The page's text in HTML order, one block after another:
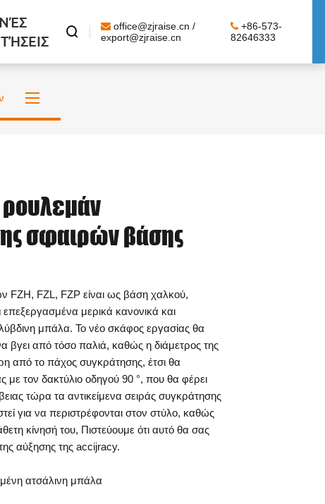

office@zjraise.cn /
export@zjraise.cn
+86-573-
82646333
ρουλεμάν
σφαιρών βάσης
FZH, FZL, FZP είναι ως βάση χαλκού,
επεξεργασμένα μερικά κανονικά και
μπάλα. Το νέο σκάφος εργασίας θα
βγει από τόσο παλιά, καθώς η διάμετρος της
από το πάχος συγκράτησης, έτσι θα
με τον δακτύλιο οδηγού 90 °, που θα φέρει
τώρα τα αντικείμενα σειράς συγκράτησης
για να περιστρέφονται στον στύλο, καθώς
κίνησή του, Πιστεύουμε ότι αυτό θα σας
αύξησης της accijracy.
ατσάλινη μπάλα